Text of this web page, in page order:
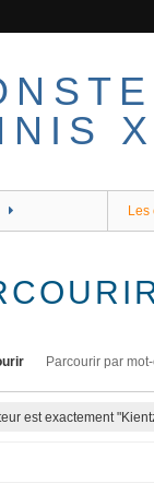
Les
Parcourir par
est exactement